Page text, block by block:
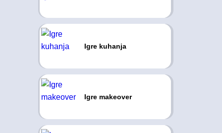
Igre kuhanja
Igre makeover